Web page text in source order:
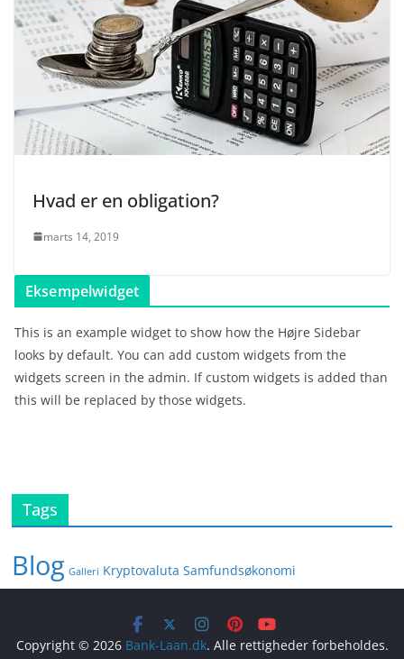
Hvad er en obligation?
marts 14, 2019
Eksempelwidget
This is an example widget to show how the Højre Sidebar
looks by default. You can add custom widgets from the
widgets screen in the admin. If custom widgets is added than
this will be replaced by those widgets.
Tags
Blog Galleri Kryptovaluta Samfundsøkonomi
Copyright © 2026 Bank-Laan.dk. Alle rettigheder forbeholdes.